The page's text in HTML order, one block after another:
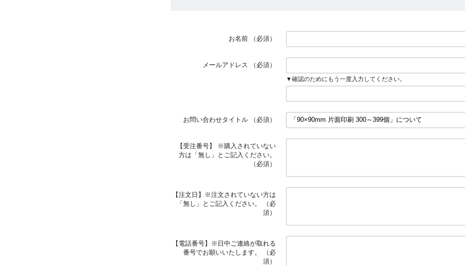
お名前 （必須）
メールアドレス （必須）
▼確認のためにもう一度入力してください。
お問い合わせタイトル （必須）
【受注番号】 ※購入されていない
方は「無し」とご記入ください。
（必須）
【注文日】※注文されていない方は
「無し」とご記入ください。
（必
須）
【電話番号】※日中ご連絡が取れる
番号でお願いいたします。
（必
須）